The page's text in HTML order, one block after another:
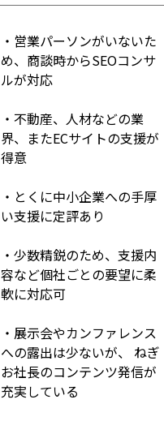
・営業パーソンがいないた
め、商談時からSEOコンサ
ルが対応
・不動産、人材などの業
界、またECサイトの支援が
得意
・とくに中小企業への手厚
い支援に定評あり
・少数精鋭のため、支援内
容など個社ごとの要望に柔
軟に対応可
・展示会やカンファレンス
への露出は少ないが、 ねぎ
お社長のコンテンツ発信が
充実している